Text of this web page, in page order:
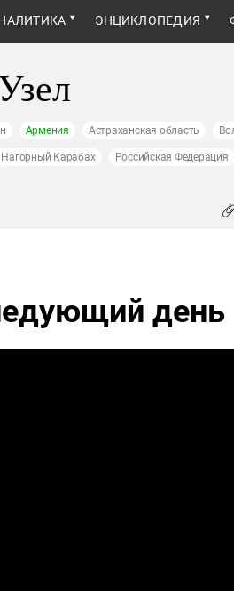
ЭНЦИКЛОПЕДИЯ
Армения Астраханская область
Нагорный Карабах Российская Федерация